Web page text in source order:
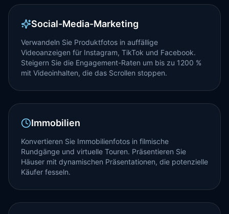
Social-Media-Marketing
Verwandeln Sie Produktfotos in auffällige
Videoanzeigen für Instagram, TikTok und Facebook.
Steigern Sie die Engagement-Raten um bis zu 1200 %
mit Videoinhalten, die das Scrollen stoppen.
Immobilien
Konvertieren Sie Immobilienfotos in filmische
Rundgänge und virtuelle Touren. Präsentieren Sie
Häuser mit dynamischen Präsentationen, die potenzielle
Käufer fesseln.